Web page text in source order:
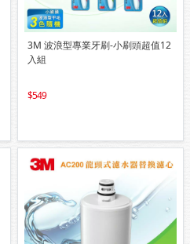
3M 波浪型專業牙刷-小刷頭超值12
入組
549